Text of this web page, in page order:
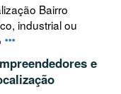
Bairro
industrial ou
e